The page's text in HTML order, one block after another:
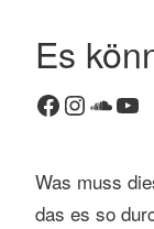
Es
Facebook
Was muss
das es so